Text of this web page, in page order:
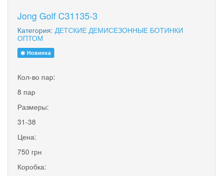
Jong Golf C31135-3
Категория: ДЕТСКИЕ ДЕМИСЕЗОННЫЕ БОТИНКИ
ОПТОМ
Новинка
Кол-во пар:
8 пар
Размеры:
31-38
Цена:
750 грн
Коробка: